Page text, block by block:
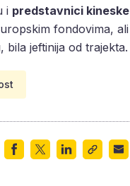
i predstavnici kineske
fondovima, ali
jeftinija od trajekta.